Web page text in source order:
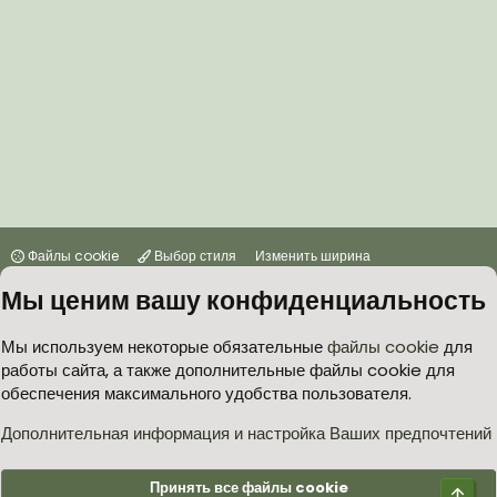
Файлы cookie Выбор стиля Изменить ширина
Условия и правила
Политика в отношении обработки персональных данных
Согласие на обработку персональных данных
Помощь Главная
R
Community platform by XenForo ® © 2010-2026 XenForo Ltd.
Мы ценим вашу конфиденциальность
Мы используем некоторые обязательныефайлы cookie для
работы сайта, а также дополнительные файлы cookie для
обеспечения максимального удобства пользователя.
Дополнительная информация и настройка Ваших предпочтений
Принять все файлы cookie